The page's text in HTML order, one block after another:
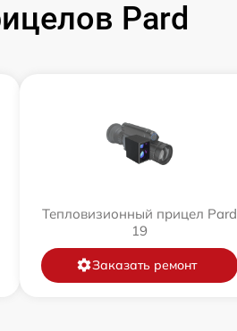
Pard
Тепловизионный прицел Pard
19
Заказать ремонт